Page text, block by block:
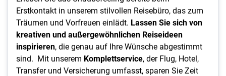
Erstkontakt in unserem stilvollen Reisebüro, das zum
Träumen und Vorfreuen einlädt. Lassen Sie sich von
kreativen und außergewöhnlichen Reiseideen
inspirieren, die genau auf Ihre Wünsche abgestimmt
sind. Mit unserem Komplettservice, der Flug, Hotel,
Transfer und Versicherung umfasst, sparen Sie Zeit